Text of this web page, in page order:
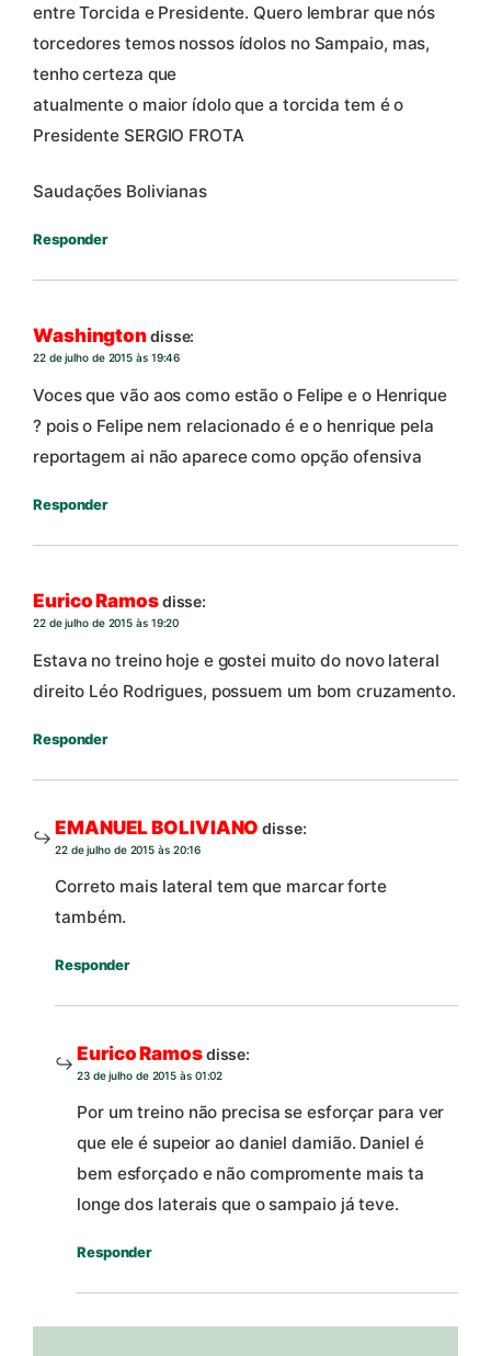
entre Torcida e Presidente. Quero lembrar que nós
torcedores temos nossos ídolos no Sampaio, mas,
tenho certeza que
atualmente o maior ídolo que a torcida tem é o
Presidente SERGIO FROTA
Saudações Bolivianas
Responder
Washingtondisse:
22 de julho de 2015 às 19:46
Voces que vão aos como estão o Felipe e o Henrique
? pois o Felipe nem relacionado é e o henrique pela
reportagem ai não aparece como opção ofensiva
Responder
Eurico Ramosdisse:
22 de julho de 2015 às 19:20
Estava no treino hoje e gostei muito do novo lateral
direito Léo Rodrigues, possuem um bom cruzamento.
Responder
EMANUEL BOLIVIANO disse:
22 de julho de 2015 às 20:16
Correto mais lateral tem que marcar forte
também.
Responder
Eurico Ramosdisse:
23 de julho de 2015 às 01:02
Por um treino não precisa se esforçar para ver
que ele é supeior ao daniel damião. Daniel é
bem esforçado e não compromente mais ta
longe dos laterais que o sampaio já teve.
Responder